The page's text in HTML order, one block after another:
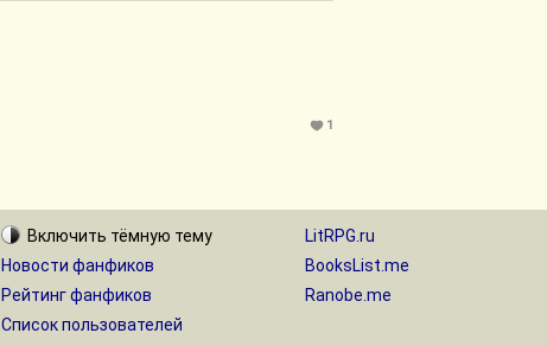
1
Включить тёмную тему
Новости фанфиков
Рейтинг фанфиков
Список пользователей
LitRPG.ru
BooksList.me
Ranobe.me